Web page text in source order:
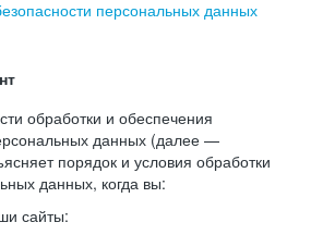
персональных данных
обработки и обеспечения
данных (далее —
порядок и условия обработки
данных, когда вы:
сайты: